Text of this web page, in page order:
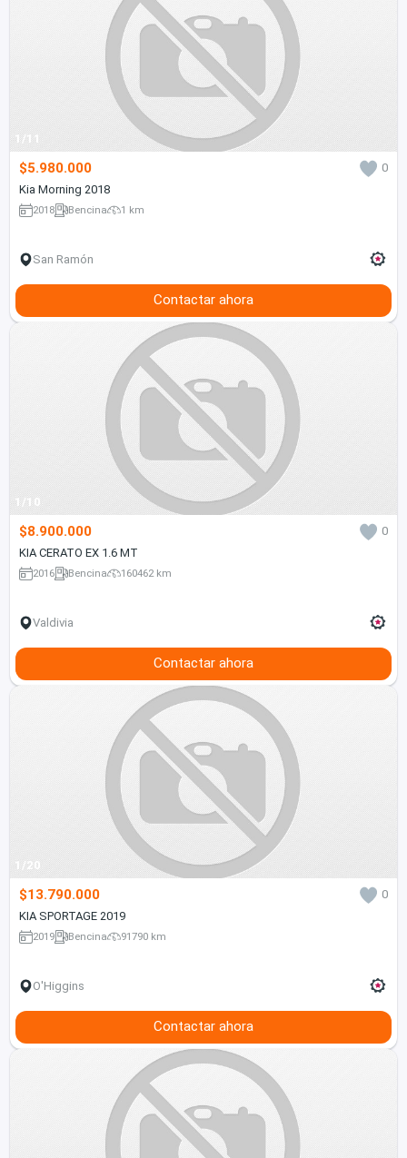
1/11
$5.980.000
0
Kia Morning 2018
2018 Bencina 1 km
San Ramón
Contactar ahora
1/10
$8.900.000
0
KIA CERATO EX 1.6 MT
2016 Bencina 160462 km
Valdivia
Contactar ahora
1/20
$13.790.000
0
KIA SPORTAGE 2019
2019 Bencina 91790 km
O'Higgins
Contactar ahora